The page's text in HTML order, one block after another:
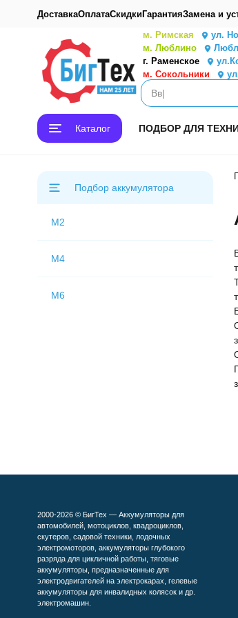
ДоставкаОплатаСкидкиГарантияЗамена и
м. Римская ул.
м. Люблино
г. Раменское
м. Сокольники
Каталог ПОДБОР ДЛЯ
Подбор аккумулятора
M2
M4
M6
2000-2026 © БигТех — Аккумуляторы для
автомобилей, мотоциклов, квадроциклов,
скутеров, садовой техники, лодочных
электромоторов, аккумуляторы глубокого
разряда для цикличной работы, тяговые
аккумуляторы, предназначенные для
электродвигателей на электрокарах, гелевые
аккумуляторы для инвалидных колясок и др.
электромашин.